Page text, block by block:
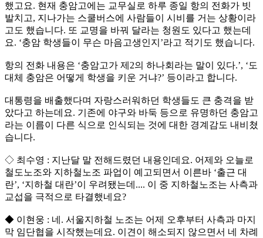
했고요. 현재 충암고에는 교무실로 하루 종일 항의 전화가 빗
발치고, 지나가는 스쿨버스에 사람들이 시비를 거는 상황이라
고도 했습니다. 또 교명을 바꿔 달라는 청원도 있다고 했는데
요. ‘충암 학생들이 무슨 마음고생인지’라고 적기도 했습니다.
항의 전화 내용은 ‘충암고가 제2의 하나회라는 말이 있다.’, ‘도
대체 충암은 어떻게 학생을 키운 거냐?’ 등이라고 합니다.
대통령을 배출했다며 자랑스러워하던 학생들도 큰 충격을 받
았다고 하는데요. 기존에 야구와 바둑 등으로 유명하던 충암고
라는 이름이 다른 식으로 인식되는 것에 대한 경계감도 내비쳤
습니다.
◇ 최수영 : 지난달 말 전해드렸던 내용인데요. 어제와 오늘로
철도노조와 지하철노조 파업이 예고되면서 이른바 ‘출근 대
란’, ‘지하철 대란’이 우려됐는데.... 이 중 지하철노조는 사측과
교섭을 극적으로 타결했네요?
◆ 이현웅 : 네. 서울지하철 노조는 어제 오후부터 사측과 마지
막 임단협을 시작했는데요. 이견이 해소되지 않으면서 네 차례